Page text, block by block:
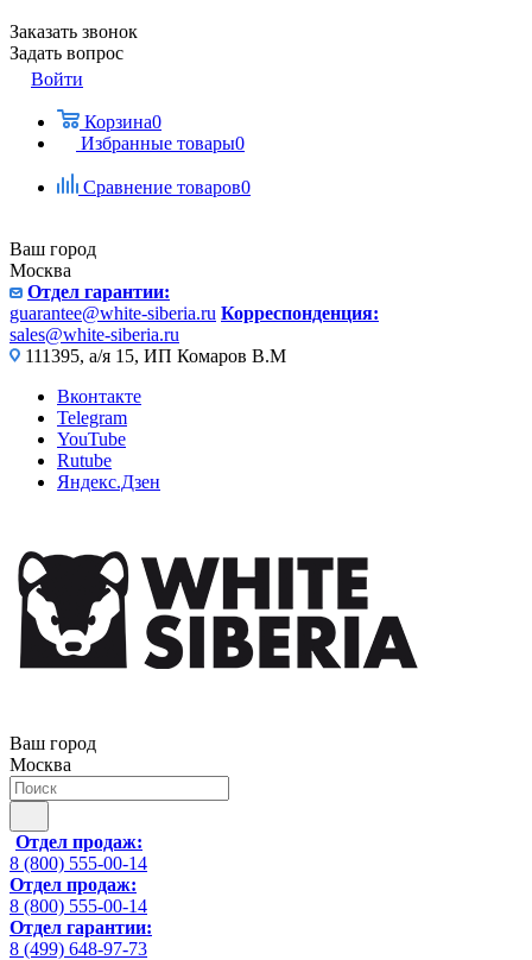
Заказать звонок
Задать вопрос
Войти
Корзина0
Избранные товары0
Сравнение товаров0
Ваш город
Москва
Отдел гарантии:
guarantee@white-siberia.ru Корреспонденция:
sales@white-siberia.ru
111395, а/я 15, ИП Комаров В.М
Вконтакте
Telegram
YouTube
Rutube
Яндекс.Дзен
Ваш город
Москва
Отдел продаж:
8 (800) 555-00-14
Отдел продаж:
8 (800) 555-00-14
Отдел гарантии:
8 (499) 648-97-73